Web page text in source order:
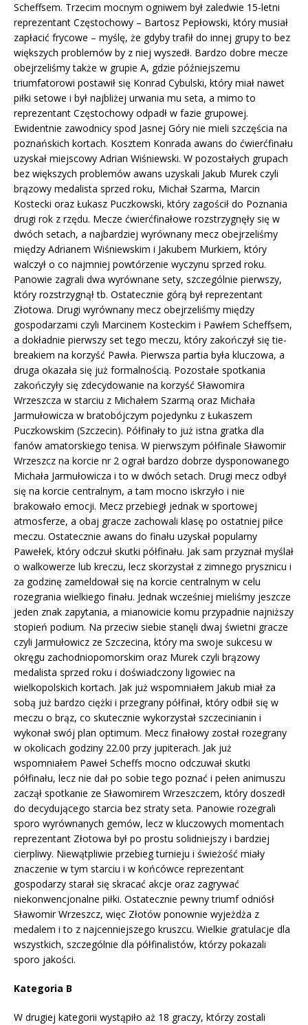
Scheffsem. Trzecim mocnym ogniwem był zaledwie 15-letni
reprezentant Częstochowy – Bartosz Pepłowski, który musiał
zapłacić frycowe – myślę, że gdyby trafił do innej grupy to bez
większych problemów by z niej wyszedł. Bardzo dobre mecze
obejrzeliśmy także w grupie A, gdzie późniejszemu
triumfatorowi postawił się Konrad Cybulski, który miał nawet
piłki setowe i był najbliżej urwania mu seta, a mimo to
reprezentant Częstochowy odpadł w fazie grupowej.
Ewidentnie zawodnicy spod Jasnej Góry nie mieli szczęścia na
poznańskich kortach. Kosztem Konrada awans do ćwierćfinału
uzyskał miejscowy Adrian Wiśniewski. W pozostałych grupach
bez większych problemów awans uzyskali Jakub Murek czyli
brązowy medalista sprzed roku, Michał Szarma, Marcin
Kostecki oraz Łukasz Puczkowski, który zagościł do Poznania
drugi rok z rzędu. Mecze ćwierćfinałowe rozstrzygnęły się w
dwóch setach, a najbardziej wyrównany mecz obejrzeliśmy
między Adrianem Wiśniewskim i Jakubem Murkiem, który
walczył o co najmniej powtórzenie wyczynu sprzed roku.
Panowie zagrali dwa wyrównane sety, szczególnie pierwszy,
który rozstrzygnął tb. Ostatecznie górą był reprezentant
Złotowa. Drugi wyrównany mecz obejrzeliśmy między
gospodarzami czyli Marcinem Kosteckim i Pawłem Scheffsem,
a dokładnie pierwszy set tego meczu, który zakończył się tie-
breakiem na korzyść Pawła. Pierwsza partia była kluczowa, a
druga okazała się już formalnością. Pozostałe spotkania
zakończyły się zdecydowanie na korzyść Sławomira
Wrzeszcza w starciu z Michałem Szarmą oraz Michała
Jarmułowicza w bratobójczym pojedynku z Łukaszem
Puczkowskim (Szczecin). Półfinały to już istna gratka dla
fanów amatorskiego tenisa. W pierwszym półfinale Sławomir
Wrzeszcz na korcie nr 2 ograł bardzo dobrze dysponowanego
Michała Jarmułowicza i to w dwóch setach. Drugi mecz odbył
się na korcie centralnym, a tam mocno iskrzyło i nie
brakowało emocji. Mecz przebiegł jednak w sportowej
atmosferze, a obaj gracze zachowali klasę po ostatniej piłce
meczu. Ostatecznie awans do finału uzyskał popularny
Pawełek, który odczuł skutki półfinału. Jak sam przyznał myślał
o walkowerze lub kreczu, lecz skorzystał z zimnego prysznicu i
za godzinę zameldował się na korcie centralnym w celu
rozegrania wielkiego finału. Jednak wcześniej mieliśmy jeszcze
jeden znak zapytania, a mianowicie komu przypadnie najniższy
stopień podium. Na przeciw siebie stanęli dwaj świetni gracze
czyli Jarmułowicz ze Szczecina, który ma swoje sukcesu w
okręgu zachodniopomorskim oraz Murek czyli brązowy
medalista sprzed roku i doświadczony ligowiec na
wielkopolskich kortach. Jak już wspomniałem Jakub miał za
sobą już bardzo ciężki i przegrany półfinał, który odbił się w
meczu o brąz, co skutecznie wykorzystał szczecinianin i
wykonał swój plan optimum. Mecz finałowy został rozegrany
w okolicach godziny 22.00 przy jupiterach. Jak już
wspomniałem Paweł Scheffs mocno odczuwał skutki
półfinału, lecz nie dał po sobie tego poznać i pełen animuszu
zaczął spotkanie ze Sławomirem Wrzeszczem, który doszedł
do decydującego starcia bez straty seta. Panowie rozegrali
sporo wyrównanych gemów, lecz w kluczowych momentach
reprezentant Złotowa był po prostu solidniejszy i bardziej
cierpliwy. Niewątpliwie przebieg turnieju i świeżość miały
znaczenie w tym starciu i w końcówce reprezentant
gospodarzy starał się skracać akcje oraz zagrywać
niekonwencjonalne piłki. Ostatecznie pewny triumf odniósł
Sławomir Wrzeszcz, więc Złotów ponownie wyjeżdża z
medalem i to z najcenniejszego kruszcu. Wielkie gratulacje dla
wszystkich, szczególnie dla półfinalistów, którzy pokazali
sporo jakości.
Kategoria B
W drugiej kategorii wystąpiło aż 18 graczy, którzy zostali